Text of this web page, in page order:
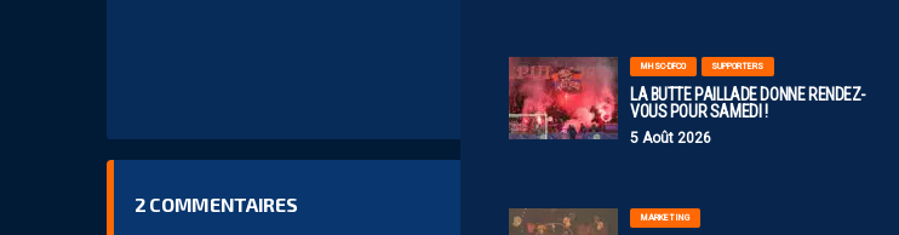
MHSC-DFCO SUPPORTERS
LA BUTTE PAILLADE DONNE RENDEZ-
VOUS POUR SAMEDI !
5 Août 2026
MARKETING
2 COMMENTAIRES